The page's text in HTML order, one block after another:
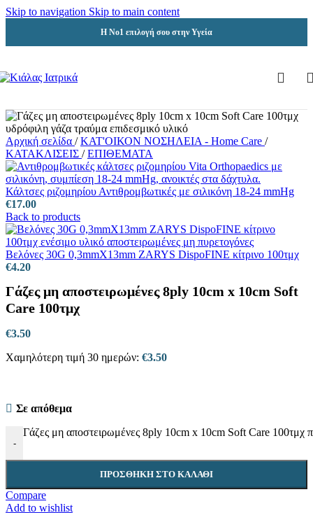
Skip to navigation Skip to main content
Η Νο1 επιλογή σου στην Υγεία
Αρχική σελίδα / ΚΑΤ'ΟΙΚΟΝ ΝΟΣΗΛΕΙΑ - Home Care /
ΚΑΤΑΚΛΙΣΕΙΣ / ΕΠΙΘΕΜΑΤΑ
Κάλτσες ριζομηρίου Αντιθρομβωτικές με σιλικόνη 18-24 mmHg
€17.00
Back to products
Βελόνες 30G 0,3mmX13mm ZARYS DispoFINE κίτρινο 100τμχ
€4.20
Γάζες μη αποστειρωμένες 8ply 10cm x 10cm Soft
Care 100τμχ
€3.50
Χαμηλότερη τιμή 30 ημερών: €3.50
Σε απόθεμα
-
Γάζες μη αποστειρωμένες 8ply 10cm x 10cm Soft Care 100τμχ
ΠΡΟΣΘΉΚΗ ΣΤΟ ΚΑΛΆΘΙ
Compare
Add to wishlist